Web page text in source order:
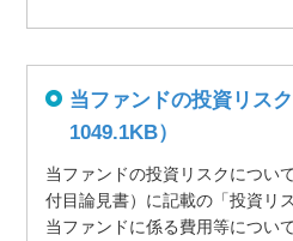
当ファンドの投資リス
1049.1KB）
当ファンドの投資リスクについ
付目論見書）に記載の「投資リ
当ファンドに係る費用等につい